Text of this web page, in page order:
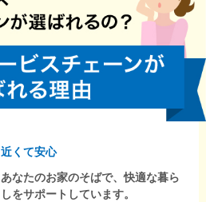
近くて安心
あなたのお家のそばで、快適な暮ら
しをサポートしています。